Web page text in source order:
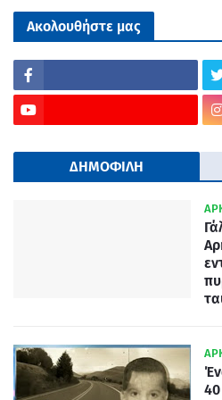
Ακολουθήστε μας
ΔΗΜΟΦΙΛΗ